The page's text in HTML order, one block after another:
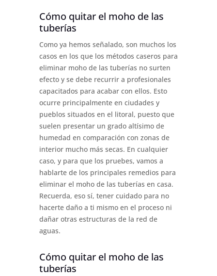
Cómo quitar el moho de las
tuberías
Como ya hemos señalado, son muchos los
casos en los que los métodos caseros para
eliminar moho de las tuberías no surten
efecto y se debe recurrir a profesionales
capacitados para acabar con ellos. Esto
ocurre principalmente en ciudades y
pueblos situados en el litoral, puesto que
suelen presentar un grado altísimo de
humedad en comparación con zonas de
interior mucho más secas. En cualquier
caso, y para que los pruebes, vamos a
hablarte de los principales remedios para
eliminar el moho de las tuberías en casa.
Recuerda, eso sí, tener cuidado para no
hacerte daño a ti mismo en el proceso ni
dañar otras estructuras de la red de
aguas.
Cómo quitar el moho de las
tuberías